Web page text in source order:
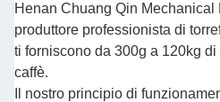
Henan Chuang Qin Mechanical
produttore professionista di
ti forniscono da 300g a 120kg di
caffè.
Il nostro principio di